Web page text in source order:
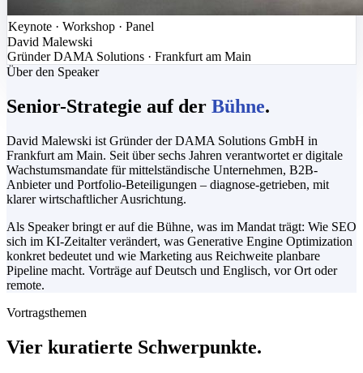
Keynote · Workshop · Panel
David Malewski
Gründer DAMA Solutions · Frankfurt am Main
Über den Speaker
Senior-Strategie auf der Bühne.
David Malewski ist Gründer der DAMA Solutions GmbH in
Frankfurt am Main. Seit über sechs Jahren verantwortet er digitale
Wachstumsmandate für mittelständische Unternehmen, B2B-
Anbieter und Portfolio-Beteiligungen – diagnose-getrieben, mit
klarer wirtschaftlicher Ausrichtung.
Als Speaker bringt er auf die Bühne, was im Mandat trägt: Wie SEO
sich im KI-Zeitalter verändert, was Generative Engine Optimization
konkret bedeutet und wie Marketing aus Reichweite planbare
Pipeline macht. Vorträge auf Deutsch und Englisch, vor Ort oder
remote.
Vortragsthemen
Vier kuratierte Schwerpunkte.